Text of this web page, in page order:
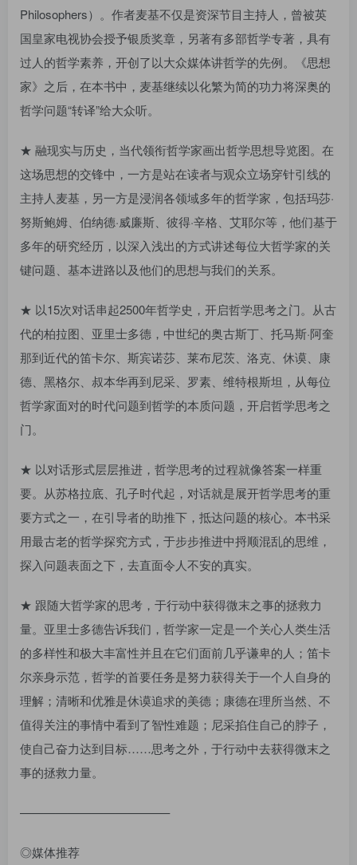
Philosophers）。作者麦基不仅是资深节目主持人，曾被英
国皇家电视协会授予银质奖章，另著有多部哲学专著，具有
过人的哲学素养，开创了以大众媒体讲哲学的先例。《思想
家》之后，在本书中，麦基继续以化繁为简的功力将深奥的
哲学问题“转译”给大众听。
★ 融现实与历史，当代领衔哲学家画出哲学思想导览图。在
这场思想的交锋中，一方是站在读者与观众立场穿针引线的
主持人麦基，另一方是浸润各领域多年的哲学家，包括玛莎·
努斯鲍姆、伯纳德·威廉斯、彼得·辛格、艾耶尔等，他们基于
多年的研究经历，以深入浅出的方式讲述每位大哲学家的关
键问题、基本进路以及他们的思想与我们的关系。
★ 以15次对话串起2500年哲学史，开启哲学思考之门。从古
代的柏拉图、亚里士多德，中世纪的奥古斯丁、托马斯·阿奎
那到近代的笛卡尔、斯宾诺莎、莱布尼茨、洛克、休谟、康
德、黑格尔、叔本华再到尼采、罗素、维特根斯坦，从每位
哲学家面对的时代问题到哲学的本质问题，开启哲学思考之
门。
★ 以对话形式层层推进，哲学思考的过程就像答案一样重
要。从苏格拉底、孔子时代起，对话就是展开哲学思考的重
要方式之一，在引导者的助推下，抵达问题的核心。本书采
用最古老的哲学探究方式，于步步推进中捋顺混乱的思维，
探入问题表面之下，去直面令人不安的真实。
★ 跟随大哲学家的思考，于行动中获得微末之事的拯救力
量。亚里士多德告诉我们，哲学家一定是一个关心人类生活
的多样性和极大丰富性并且在它们面前几乎谦卑的人；笛卡
尔亲身示范，哲学的首要任务是努力获得关于一个人自身的
理解；清晰和优雅是休谟追求的美德；康德在理所当然、不
值得关注的事情中看到了智性难题；尼采掐住自己的脖子，
使自己奋力达到目标……思考之外，于行动中去获得微末之
事的拯救力量。
————————————–
◎媒体推荐